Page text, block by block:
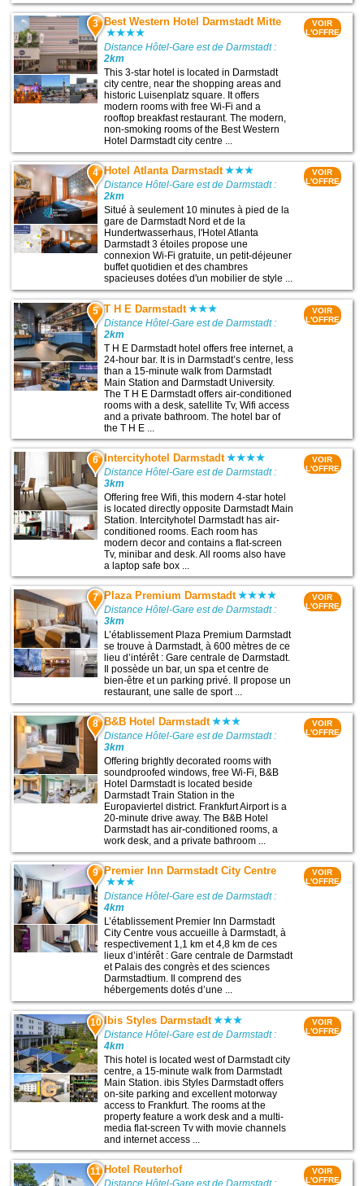
3 Best Western Hotel Darmstadt Mitte
Distance Hôtel-Gare est de Darmstadt :
2km
This 3-star hotel is located in Darmstadt
city centre, near the shopping areas and
historic Luisenplatz square. It offers
modern rooms with free Wi-Fi and a
rooftop breakfast restaurant. The modern,
non-smoking rooms of the Best Western
Hotel Darmstadt city centre ...
VOIR
L'OFFRE
4 Hotel Atlanta Darmstadt
Distance Hôtel-Gare est de Darmstadt :
2km
Situé à seulement 10 minutes à pied de la
gare de Darmstadt Nord et de la
Hundertwasserhaus, l'Hotel Atlanta
Darmstadt 3 étoiles propose une
connexion Wi-Fi gratuite, un petit-déjeuner
buffet quotidien et des chambres
spacieuses dotées d'un mobilier de style ...
VOIR
L'OFFRE
5 T H E Darmstadt
Distance Hôtel-Gare est de Darmstadt :
2km
T H E Darmstadt hotel offers free internet, a
24-hour bar. It is in Darmstadt’s centre, less
than a 15-minute walk from Darmstadt
Main Station and Darmstadt University.
The T H E Darmstadt offers air-conditioned
rooms with a desk, satellite Tv, Wifi access
and a private bathroom. The hotel bar of
the T H E ...
VOIR
L'OFFRE
6 Intercityhotel Darmstadt
Distance Hôtel-Gare est de Darmstadt :
3km
Offering free Wifi, this modern 4-star hotel
is located directly opposite Darmstadt Main
Station. Intercityhotel Darmstadt has air-
conditioned rooms. Each room has
modern decor and contains a flat-screen
Tv, minibar and desk. All rooms also have
a laptop safe box ...
VOIR
L'OFFRE
7 Plaza Premium Darmstadt
Distance Hôtel-Gare est de Darmstadt :
3km
L’établissement Plaza Premium Darmstadt
se trouve à Darmstadt, à 600 mètres de ce
lieu d’intérêt : Gare centrale de Darmstadt.
Il possède un bar, un spa et centre de
bien-être et un parking privé. Il propose un
restaurant, une salle de sport ...
VOIR
L'OFFRE
8 B&B Hotel Darmstadt
Distance Hôtel-Gare est de Darmstadt :
3km
Offering brightly decorated rooms with
soundproofed windows, free Wi-Fi, B&B
Hotel Darmstadt is located beside
Darmstadt Train Station in the
Europaviertel district. Frankfurt Airport is a
20-minute drive away. The B&B Hotel
Darmstadt has air-conditioned rooms, a
work desk, and a private bathroom ...
VOIR
L'OFFRE
9 Premier Inn Darmstadt City Centre
Distance Hôtel-Gare est de Darmstadt :
4km
L’établissement Premier Inn Darmstadt
City Centre vous accueille à Darmstadt, à
respectivement 1,1 km et 4,8 km de ces
lieux d’intérêt : Gare centrale de Darmstadt
et Palais des congrès et des sciences
Darmstadtium. Il comprend des
hébergements dotés d’une ...
VOIR
L'OFFRE
10 Ibis Styles Darmstadt
Distance Hôtel-Gare est de Darmstadt :
4km
This hotel is located west of Darmstadt city
centre, a 15-minute walk from Darmstadt
Main Station. ibis Styles Darmstadt offers
on-site parking and excellent motorway
access to Frankfurt. The rooms at the
property feature a work desk and a multi-
media flat-screen Tv with movie channels
and internet access ...
VOIR
L'OFFRE
11 Hotel Reuterhof
Distance Hôtel-Gare est de Darmstadt :
VOIR
L'OFFRE